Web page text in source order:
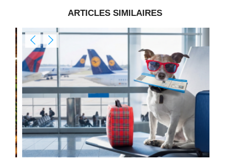
ARTICLES SIMILAIRES